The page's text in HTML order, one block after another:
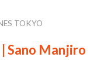
TOKYO
Sano Manjiro